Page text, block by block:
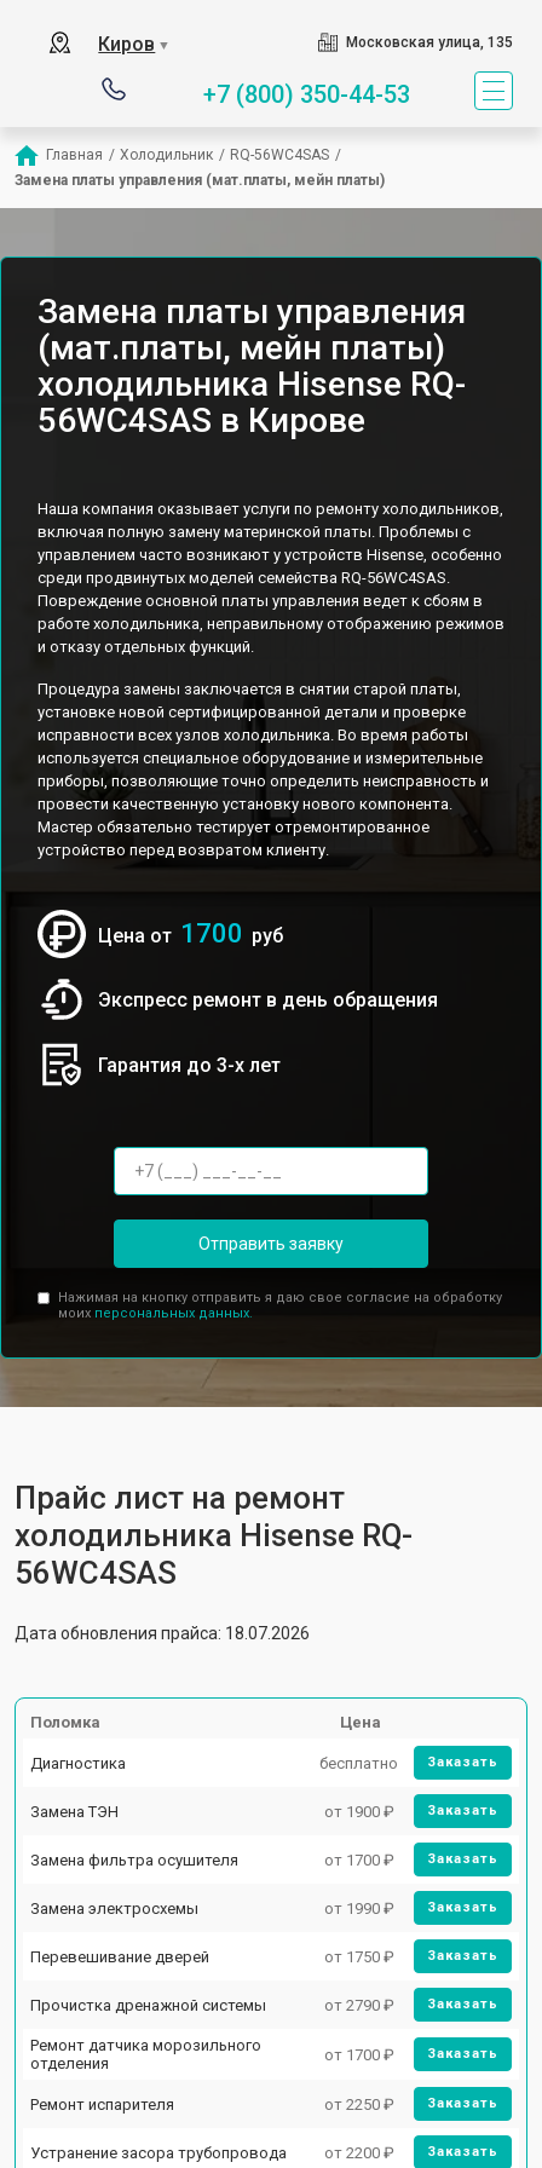
Киров ▼ Московская улица, 135
+7 (800) 350-44-53
Главная / Холодильник / RQ-56WC4SAS /
Замена платы управления (мат.платы, мейн платы)
Замена платы управления
(мат.платы, мейн платы)
холодильника Hisense RQ-
56WC4SAS в Кирове
Наша компания оказывает услуги по ремонту холодильников,
включая полную замену материнской платы. Проблемы с
управлением часто возникают у устройств Hisense, особенно
среди продвинутых моделей семейства RQ-56WC4SAS.
Повреждение основной платы управления ведет к сбоям в
работе холодильника, неправильному отображению режимов
и отказу отдельных функций.
Процедура замены заключается в снятии старой платы,
установке новой сертифицированной детали и проверке
исправности всех узлов холодильника. Во время работы
используется специальное оборудование и измерительные
приборы, позволяющие точно определить неисправность и
провести качественную установку нового компонента.
Мастер обязательно тестирует отремонтированное
устройство перед возвратом клиенту.
Цена от 1700 руб
Экспресс ремонт в день обращения
Гарантия до 3-х лет
Отправить заявку
Нажимая на кнопку отправить я даю свое согласие на обработку
моих персональных данных.
Прайс лист на ремонт
холодильника Hisense RQ-
56WC4SAS
Дата обновления прайса: 18.07.2026
Поломка Цена
Диагностика бесплатно Заказать
Замена ТЭН от 1900 ₽ Заказать
Замена фильтра осушителя от 1700 ₽ Заказать
Замена электросхемы от 1990 ₽ Заказать
Перевешивание дверей от 1750 ₽ Заказать
Прочистка дренажной системы от 2790 ₽ Заказать
Ремонт датчика морозильного
отделения
от 1700 ₽ Заказать
Ремонт испарителя от 2250 ₽ Заказать
Устранение засора трубопровода от 2200 ₽ Заказать